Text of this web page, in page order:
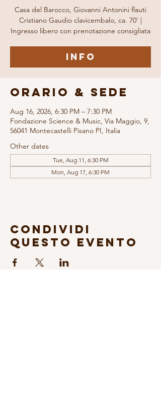
Casa del Barocco, Giovanni Antonini flauti
Cristiano Gaudio clavicembalo, ca. 70' |
Ingresso libero con prenotazione consigliata
INFO
Orario & Sede
Aug 16, 2026, 6:30 PM – 7:30 PM
Fondazione Science & Music, Via Maggio, 9,
56041 Montecastelli Pisano PI, Italia
Other dates
Tue, Aug 11, 6:30 PM
Mon, Aug 17, 6:30 PM
Condividi
questo evento